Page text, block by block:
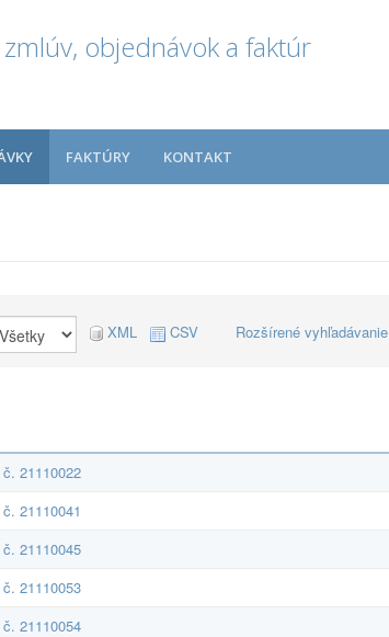
objednávok a faktúr
FAKTÚRY KONTAKT
XML CSV Rozšírené vyhľadávanie
21110022
21110041
21110045
21110053
21110054